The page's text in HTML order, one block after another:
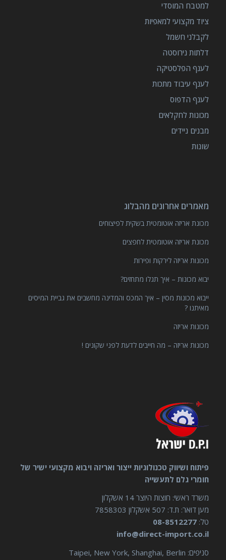
למטבח המוסדי
ציוד מקצועי למאפיות
לקבלני חשמל
דלתות נירוסטה
לענף הפלסטיקה
לענף עיבוד מתכות
לענף הדפוס
מכונות לחקלאים
מבנים ניידים
שונות
מאמרים אחרונים מהבלוג
מכונת אריזה אוטומטית בשקית לפיצוחים
מכונת אריזה אוטומטית לחפצים
מכונות אריזה לירקות ופירות
יבוא מכונות – איך תגלו מתחזים?
ייבוא מכונות מסין – איך המכס והמדינה מחשבים את גביית המיסים
מאיתנו ?
מכונות אריזה
מכונות אריזה – מה חייבים לדעת לפני שקונים !
פיתוח ושיווק טכנולוגיות ייצור ואריזה ויבוא מקצועי ישיר של
חומרי גלם לתעשייה
משרד ראשי: חוצות היוצר 14 אשקלון
מען דואר: ת.ד: 507 אשקלון 7858303
טל: 08-8512277
info@direct-import.co.il
סניפים: Taipei, New York, Shanghai, Berlin